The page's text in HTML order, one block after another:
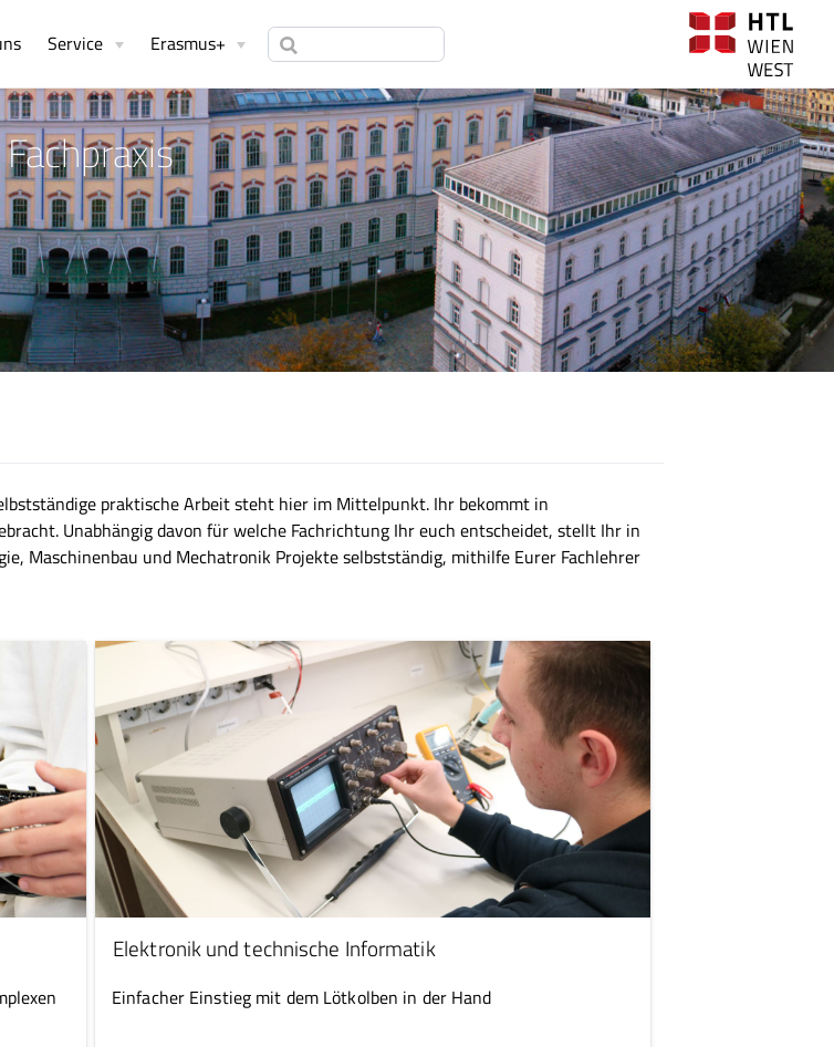
Service Erasmus+
Fachpraxis
praktische Arbeit steht hier im Mittelpunkt. Ihr bekommt in
Unabhängig davon für welche Fachrichtung Ihr euch entscheidet, stellt Ihr in
Maschinenbau und Mechatronik Projekte selbstständig, mithilfe Eurer Fachlehrer
Elektronik und technische Informatik
Einfacher Einstieg mit dem Lötkolben in der Hand